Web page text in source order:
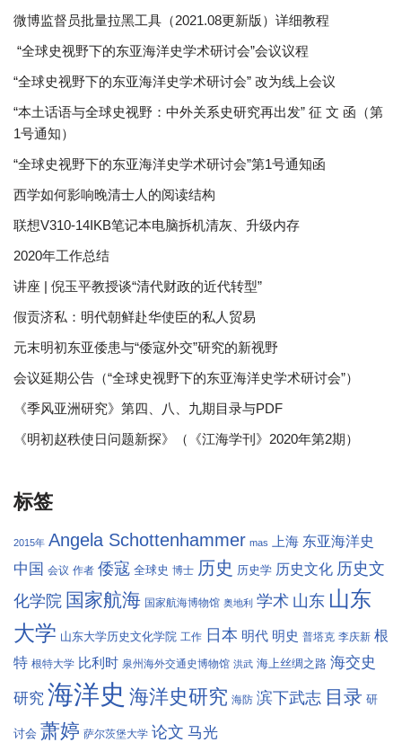
微博监督员批量拉黑工具（2021.08更新版）详细教程
“全球史视野下的东亚海洋史学术研讨会”会议议程
“全球史视野下的东亚海洋史学术研讨会” 改为线上会议
“本土话语与全球史视野：中外关系史研究再出发” 征 文 函（第
1号通知）
“全球史视野下的东亚海洋史学术研讨会”第1号通知函
西学如何影响晚清士人的阅读结构
联想V310-14IKB笔记本电脑拆机清灰、升级内存
2020年工作总结
讲座 | 倪玉平教授谈“清代财政的近代转型”
假贡济私：明代朝鲜赴华使臣的私人贸易
元末明初东亚倭患与“倭寇外交”研究的新视野
会议延期公告（“全球史视野下的东亚海洋史学术研讨会”）
《季风亚洲研究》第四、八、九期目录与PDF
《明初赵秩使日问题新探》（《江海学刊》2020年第2期）
标签
2015年 Angela Schottenhammer mas 上海 东亚海洋史
中国 会议 作者 倭寇 全球史 博士 历史 历史学 历史文化 历史文
化学院 国家航海 国家航海博物馆 奥地利 学术 山东 山东
大学 山东大学历史文化学院 工作 日本 明代 明史 普塔克 李庆新 根
特 根特大学 比利时 泉州海外交通史博物馆 洪武 海上丝绸之路 海交史
研究 海洋史 海洋史研究 海防 滨下武志 目录 研
讨会 萧婷 萨尔茨堡大学 论文 马光